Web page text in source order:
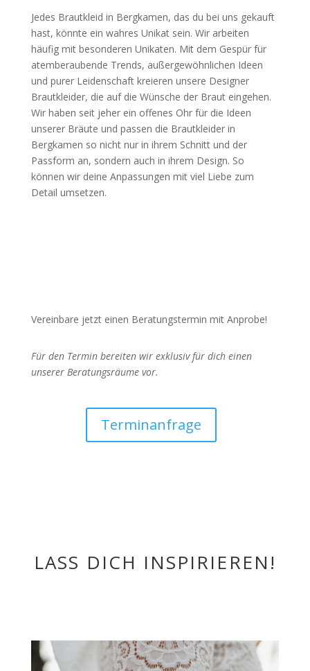
Jedes Brautkleid in Bergkamen, das du bei uns gekauft
hast, könnte ein wahres Unikat sein. Wir arbeiten
häufig mit besonderen Unikaten. Mit dem Gespür für
atemberaubende Trends, außergewöhnlichen Ideen
und purer Leidenschaft kreieren unsere Designer
Brautkleider, die auf die Wünsche der Braut eingehen.
Wir haben seit jeher ein offenes Ohr für die Ideen
unserer Bräute und passen die Brautkleider in
Bergkamen so nicht nur in ihrem Schnitt und der
Passform an, sondern auch in ihrem Design. So
können wir deine Anpassungen mit viel Liebe zum
Detail umsetzen.
Vereinbare jetzt einen Beratungstermin mit Anprobe!
Für den Termin bereiten wir exklusiv für dich einen
unserer Beratungsräume vor.
Terminanfrage
LASS DICH INSPIRIEREN!